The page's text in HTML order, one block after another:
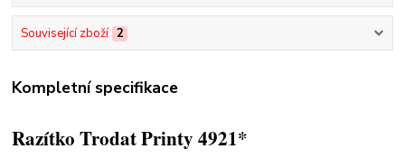
Související zboží 2
Kompletní specifikace
Razítko Trodat Printy 4921*